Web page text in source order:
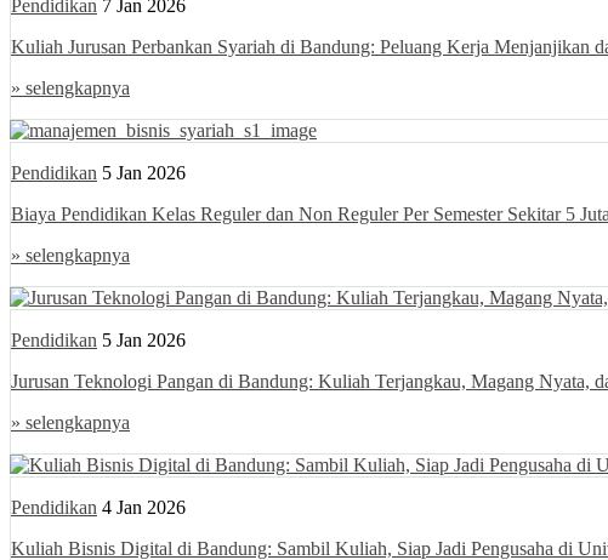
Pendidikan 7 Jan 2026
Kuliah Jurusan Perbankan Syariah di Bandung: Peluang Kerja Menjanjikan
» selengkapnya
Pendidikan 5 Jan 2026
Biaya Pendidikan Kelas Reguler dan Non Reguler Per Semester Sekitar 5
» selengkapnya
Pendidikan 5 Jan 2026
Jurusan Teknologi Pangan di Bandung: Kuliah Terjangkau, Magang Nyata,
» selengkapnya
Pendidikan 4 Jan 2026
Kuliah Bisnis Digital di Bandung: Sambil Kuliah, Siap Jadi Pengusaha di